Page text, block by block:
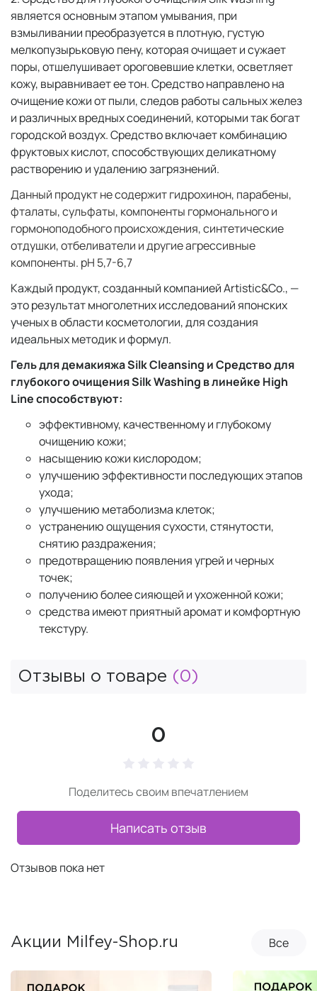
является основным этапом умывания, при
взмыливании преобразуется в плотную, густую
мелкопузырьковую пену, которая очищает и сужает
поры, отшелушивает ороговевшие клетки, осветляет
кожу, выравнивает ее тон. Средство направлено на
очищение кожи от пыли, следов работы сальных желез
и различных вредных соединений, которыми так богат
городской воздух. Средство включает комбинацию
фруктовых кислот, способствующих деликатному
растворению и удалению загрязнений.
Данный продукт не содержит гидрохинон, парабены,
фталаты, сульфаты, компоненты гормонального и
гормоноподобного происхождения, синтетические
отдушки, отбеливатели и другие агрессивные
компоненты. pH 5,7-6,7
Каждый продукт, созданный компанией Artistic&Co., —
это результат многолетних исследований японских
ученых в области косметологии, для создания
идеальных методик и формул.
Гель для демакияжа Silk Cleansing и Средство для
глубокого очищения Silk Washing в линейке High
Line способствуют:
эффективному, качественному и глубокому
очищению кожи;
насыщению кожи кислородом;
улучшению эффективности последующих этапов
ухода;
улучшению метаболизма клеток;
устранению ощущения сухости, стянутости,
снятию раздражения;
предотвращению появления угрей и черных
точек;
получению более сияющей и ухоженной кожи;
средства имеют приятный аромат и комфортную
текстуру.
Отзывы о товаре (0)
0
Поделитесь своим впечатлением
Написать отзыв
Отзывов пока нет
Акции Milfey-Shop.ru Все